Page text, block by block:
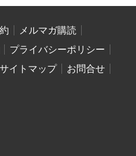
メルマガ購読
プライバシーポリシー
サイトマップ
お問合せ